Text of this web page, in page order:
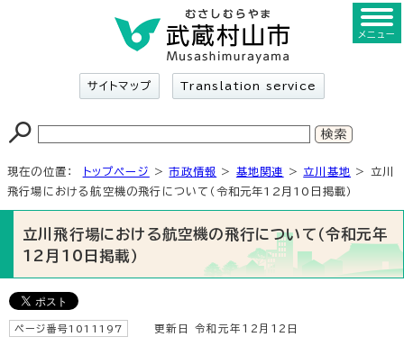
サイトマップ Translation service
メニュー
現在の位置： トップページ >市政情報 > 基地関連 > 立川基地
> 立川
飛行場における航空機の飛行について（令和元年12月10日掲載）
立川飛行場における航空機の飛行について（令和元年
12月10日掲載）
ページ番号1011197 更新日 令和元年12月12日